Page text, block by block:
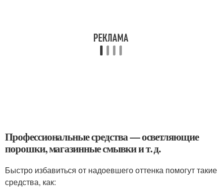
Профессиональные средства — осветляющие
порошки, магазинные смывки и т. д.
Быстро избавиться от надоевшего оттенка помогут такие
средства, как: